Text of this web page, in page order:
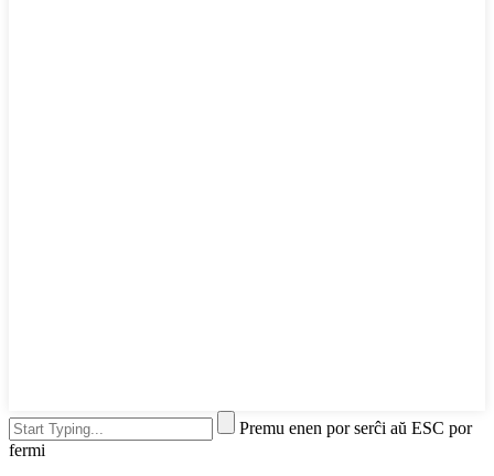
Premu enen por serĉi aŭ ESC por
fermi